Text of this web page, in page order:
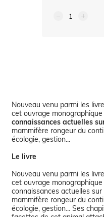
Nouveau venu parmi les
cet ouvrage
connaissances actuelles
mammifère rongeur du
écologie, gestion...
Le livre
Nouveau venu parmi les
cet ouvrage
connaissances actuelles sur
mammifère rongeur du
écologie, gestion... Ses